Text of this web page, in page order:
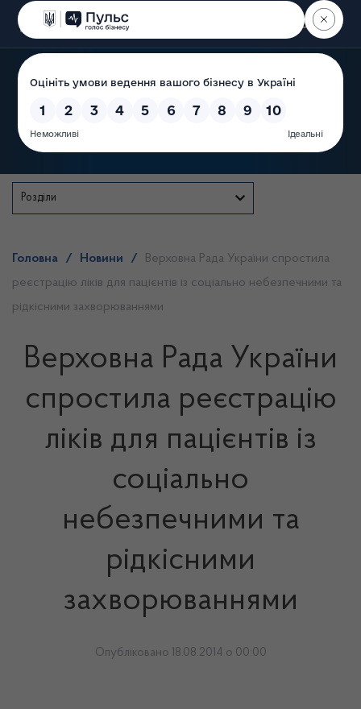
Пошук
Розділи
Головна / Новини /
Верховна Рада України спростила
реєстрацію ліків для пацієнтів із соціально небезпечними та
рідкісними захворюваннями
Верховна Рада України
спростила реєстрацію
ліків для пацієнтів із
соціально
небезпечними та
рідкісними
захворюваннями
Опубліковано 18.08.2014 о 00:00